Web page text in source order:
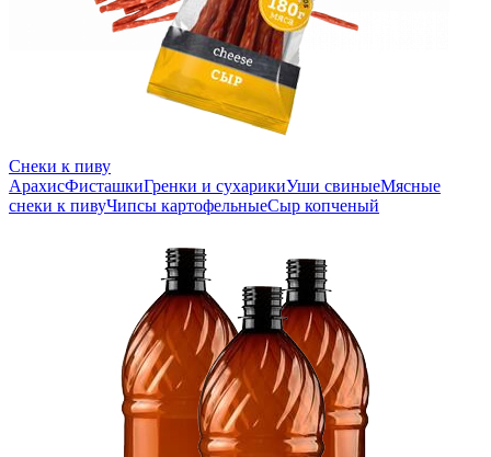
Снеки к пиву
АрахисФисташкиГренки и сухарикиУши свиныеМясные
снеки к пивуЧипсы картофельныеСыр копченый